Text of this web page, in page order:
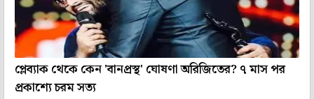
প্লেব্যাক থেকে কেন 'বানপ্রস্থ' ঘোষণা অরিজিতের? ৭ মাস পর
প্রকাশ্যে চরম সত্য